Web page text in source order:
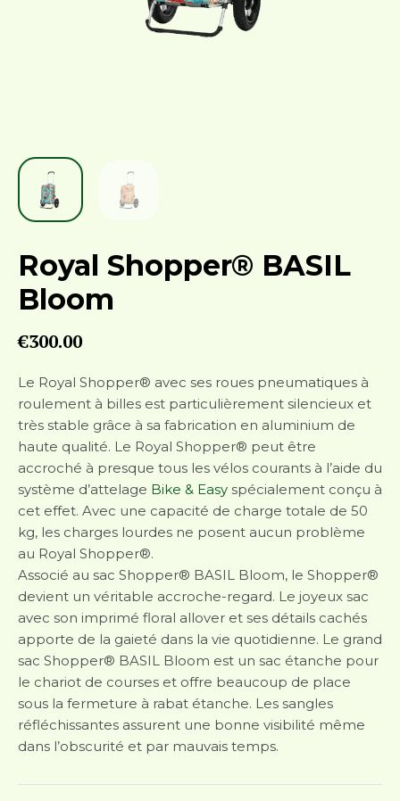
Royal Shopper® BASIL
Bloom
€300.00
Le Royal Shopper® avec ses roues pneumatiques à
roulement à billes est particulièrement silencieux et
très stable grâce à sa fabrication en aluminium de
haute qualité. Le Royal Shopper® peut être
accroché à presque tous les vélos courants à l’aide du
système d’attelage Bike & Easy spécialement conçu à
cet effet. Avec une capacité de charge totale de 50
kg, les charges lourdes ne posent aucun problème
au Royal Shopper®.
Associé au sac Shopper® BASIL Bloom, le Shopper®
devient un véritable accroche-regard. Le joyeux sac
avec son imprimé floral allover et ses détails cachés
apporte de la gaieté dans la vie quotidienne. Le grand
sac Shopper® BASIL Bloom est un sac étanche pour
le chariot de courses et offre beaucoup de place
sous la fermeture à rabat étanche. Les sangles
réfléchissantes assurent une bonne visibilité même
dans l’obscurité et par mauvais temps.